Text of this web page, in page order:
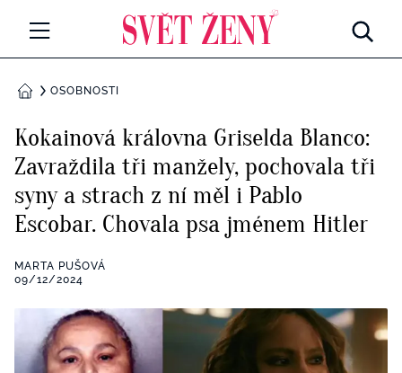
Všechny kategorie
Rozhovory
RETROHUBKY
PSYCHOLOGIE
Seberozvoj
ZDRAVÍ
Životní styl
ZÁBAVA
Všechny kategorie
BYDLENÍ
DOMŮOSOBNOSTI
Kokainová královna Griselda Blanco:
Zavraždila tři manžely, pochovala tři
syny a strach z ní měl i Pablo
Escobar. Chovala psa jménem Hitler
MARTA PUŠOVÁ
09/12/2024